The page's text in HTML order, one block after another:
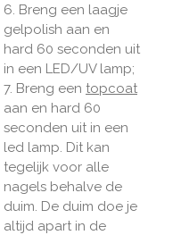
6. Breng een laagje
gelpolish aan en
hard 60 seconden uit
in een LED/UV lamp;
7. Breng een topcoat
aan en hard 60
seconden uit in een
led lamp. Dit kan
tegelijk voor alle
nagels behalve de
duim. De duim doe je
altijd apart in de